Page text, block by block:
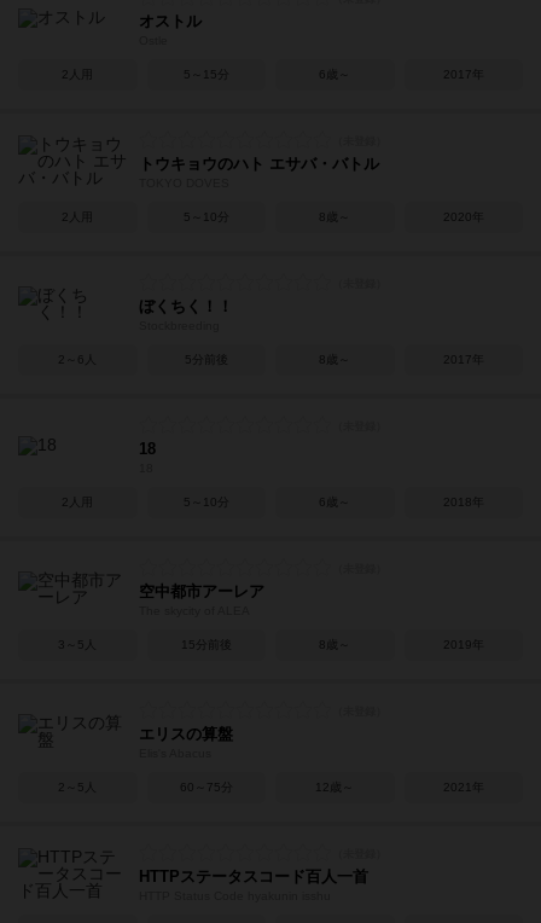
オストル
2人用 5～15分 6歳～ 2017年
トウキョウのハト エサバ・バトル
2人用 5～10分 8歳～ 2020年
ぼくちく！！
2～6人 5分前後 8歳～ 2017年
18
2人用 5～10分 6歳～ 2018年
空中都市アーレア
3～5人 15分前後 8歳～ 2019年
エリスの算盤
2～5人 60～75分 12歳～ 2021年
HTTPステータスコード百人一首